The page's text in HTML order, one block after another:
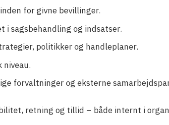
for givne bevillinger.
sagsbehandling og indsatser.
politikker og handleplaner.
niveau.
forvaltninger og eksterne
retning og tillid – både internt i